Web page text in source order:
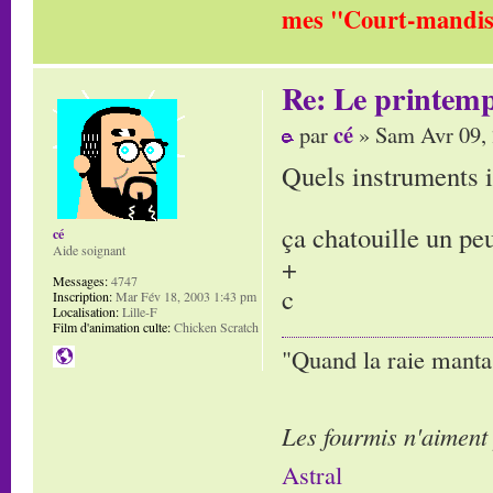
mes "Court-
Re: Le
parcé » Sam Avr
Quels instruments
ça chatouille un
+
c
"Quand la raie
Les fourmis
Astral
cé
Aide soignant
Messages:4747
Inscription:Mar Fév 18, 2003 1:43 pm
Localisation:Lille-F
Film d'animation culte:Chicken Scratch